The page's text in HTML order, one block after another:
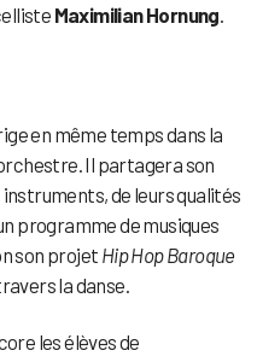
Maximilian Hornung
en même temps dans la
Il partagera son
instruments, de leurs qualités
programme de musiques
son projet Hip Hop Baroque
la danse.
les élèves de